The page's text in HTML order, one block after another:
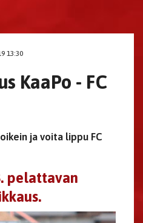
13:30
KaaPo - FC
ja voita lippu FC
pelattavan